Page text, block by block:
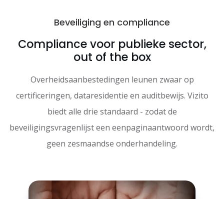
Beveiliging en compliance
Compliance voor publieke sector,
out of the box
Overheidsaanbestedingen leunen zwaar op
certificeringen, dataresidentie en auditbewijs. Vizito
biedt alle drie standaard - zodat de
beveiligingsvragenlijst een eenpaginaantwoord wordt,
geen zesmaandse onderhandeling.